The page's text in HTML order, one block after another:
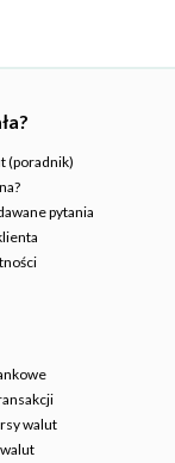
(poradnik)
pytania
walut